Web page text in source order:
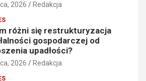
2026 Redakcja
różni się restrukturyzacja
gospodarczej od
upadłości?
2026 Redakcja